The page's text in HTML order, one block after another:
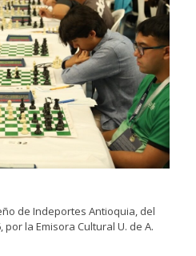
de Indeportes Antioquia, del
la Emisora Cultural U. de A.